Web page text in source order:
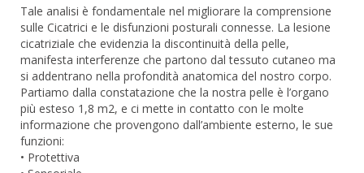
Tale analisi è fondamentale nel migliorare la comprensione
sulle Cicatrici e le disfunzioni posturali connesse. La lesione
cicatriziale che evidenzia la discontinuità della pelle,
manifesta interferenze che partono dal tessuto cutaneo ma
si addentrano nella profondità anatomica del nostro corpo.
Partiamo dalla constatazione che la nostra pelle è l’organo
più esteso 1,8 m2, e ci mette in contatto con le molte
informazione che provengono dall’ambiente esterno, le sue
funzioni:
• Protettiva